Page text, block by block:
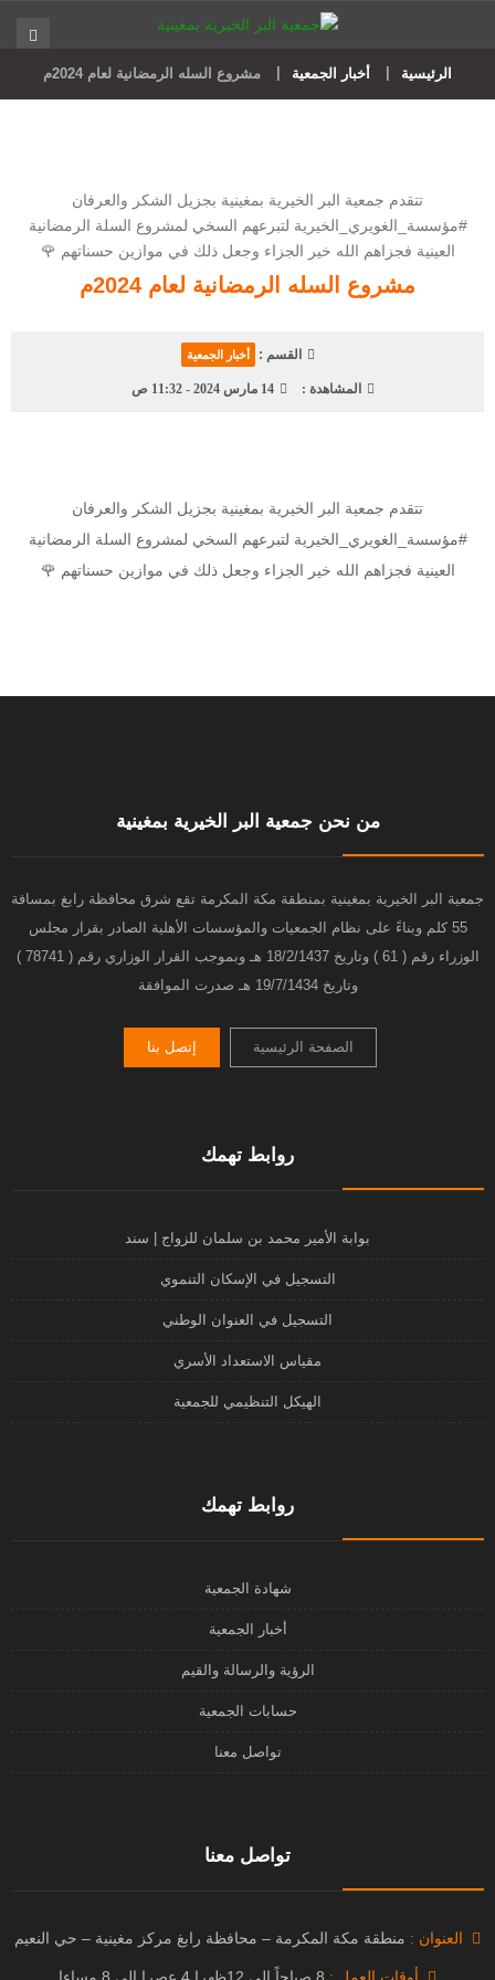
الرئيسية أخبار الجمعية مشروع السله الرمضانية لعام 2024م
تتقدم جمعية البر الخيرية بمغينية بجزيل الشكر والعرفان
‎#مؤسسة_الغويري_الخيرية لتبرعهم السخي لمشروع السلة الرمضانية
العينية فجزاهم الله خير الجزاء وجعل ذلك في موازين حسناتهم 🌹
مشروع السله الرمضانية لعام 2024م
القسم : أخبار الجمعية
المشاهدة : 14 مارس 2024 - 11:32 ص
تتقدم جمعية البر الخيرية بمغينية بجزيل الشكر والعرفان
‎#مؤسسة_الغويري_الخيرية لتبرعهم السخي لمشروع السلة الرمضانية
العينية فجزاهم الله خير الجزاء وجعل ذلك في موازين حسناتهم 🌹
من نحن جمعية البر الخيرية بمغينية
جمعية البر الخيرية بمغينية بمنطقة مكة المكرمة تقع شرق محافظة رابغ بمسافة
55 كلم وبناءً على نظام الجمعيات والمؤسسات الأهلية الصادر بقرار مجلس
الوزراء رقم ( 61 ) وتاريخ 18/2/1437 هـ وبموجب القرار الوزاري رقم ( 78741 )
وتاريخ 19/7/1434 هـ صدرت الموافقة
الصفحة الرئيسية إتصل بنا
روابط تهمك
بوابة الأمير محمد بن سلمان للزواج | سند
التسجيل في الإسكان التنموي
التسجيل في العنوان الوطني
مقياس الاستعداد الأسري
الهيكل التنظيمي للجمعية
روابط تهمك
شهادة الجمعية
أخبار الجمعية
الرؤية والرسالة والقيم
حسابات الجمعية
تواصل معنا
تواصل معنا
العنوان : منطقة مكة المكرمة – محافظة رابغ مركز مغينية – حي النعيم